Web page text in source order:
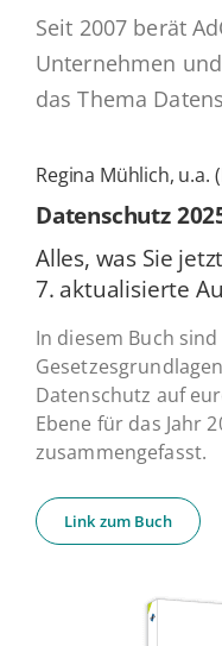
Seit 2007 berät
Unternehmen
das Thema
Regina Mühlich, u.a.
Daten­schutz
Alles, was Sie
7. ak­tua­li­sier­te
In diesem Buch
Datenschutz auf
Ebene für das Jahr
zusammengefasst.
Link zum Buch